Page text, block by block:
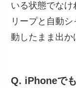
いる状態でな
リープと自動
動したまま出か
Q. iPhoneで